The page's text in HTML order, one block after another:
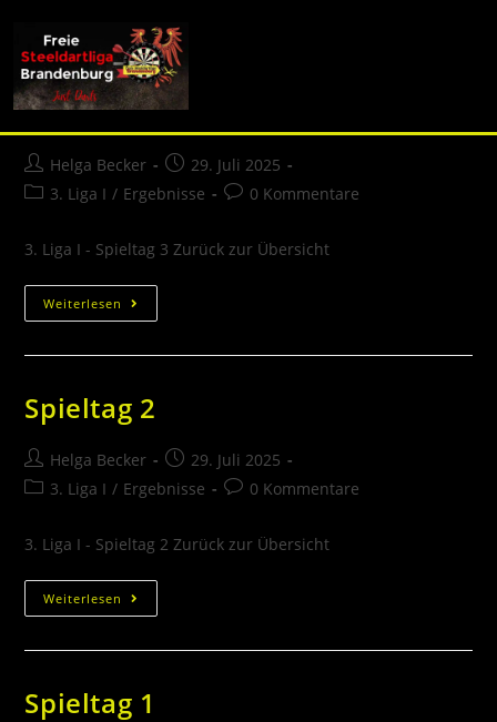
info (at) fsdl-brandenburg.de
Spieltag 3
Helga Becker
29. Juli 2025
3. Liga I / Ergebnisse 0 Kommentare
3. Liga I - Spieltag 3 Zurück zur Übersicht
Weiterlesen
Spieltag 2
Helga Becker
29. Juli 2025
3. Liga I / Ergebnisse 0 Kommentare
3. Liga I - Spieltag 2 Zurück zur Übersicht
Weiterlesen
Spieltag 1